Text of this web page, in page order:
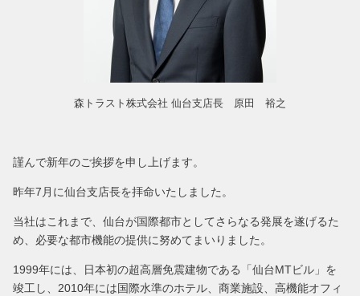
森トラスト株式会社 仙台支店長 原田 裕之
謹んで新年のご挨拶を申し上げます。
昨年7月に仙台支店長を拝命いたしました。
当社はこれまで、仙台が国際都市としてさらなる発展を遂げるた
め、必要な都市機能の提供に努めてまいりました。
1999年には、日本初の超高層免震建物である「仙台MTビル」を
竣工し、2010年には国際水準のホテル、商業施設、高機能オフィ